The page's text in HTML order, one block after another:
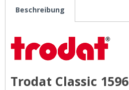
Beschreibung
Trodat Classic 1596